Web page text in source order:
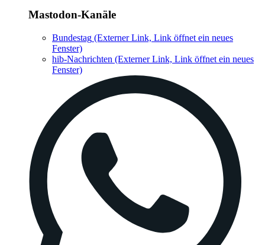
Mastodon-Kanäle
Bundestag (Externer Link, Link öffnet ein neues
Fenster)
hib-Nachrichten (Externer Link, Link öffnet ein neues
Fenster)